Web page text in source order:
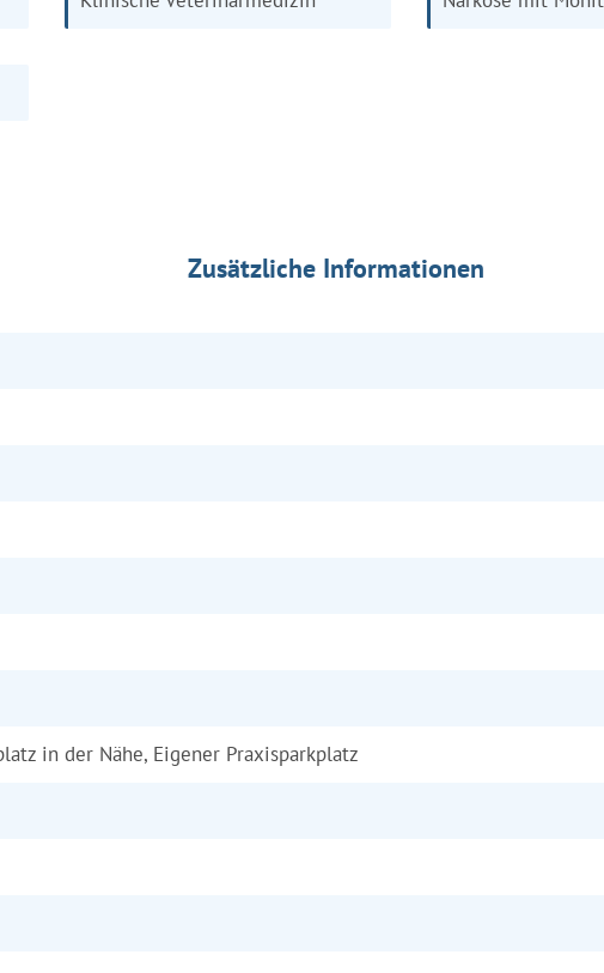
Zusätzliche Informationen
in der Nähe, Eigener Praxisparkplatz